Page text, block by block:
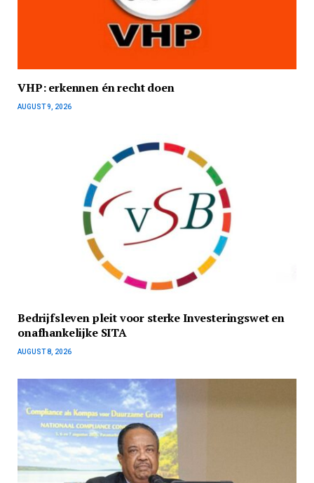
VHP: erkennen én recht doen
AUGUST 9, 2026
Bedrijfsleven pleit voor sterke Investeringswet en
onafhankelijke SITA
AUGUST 8, 2026